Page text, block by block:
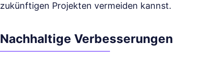
zukünftigen Projekten vermeiden kannst.
Nachhaltige Verbesserungen